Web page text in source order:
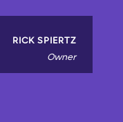
RICK SPIERTZ
Owner